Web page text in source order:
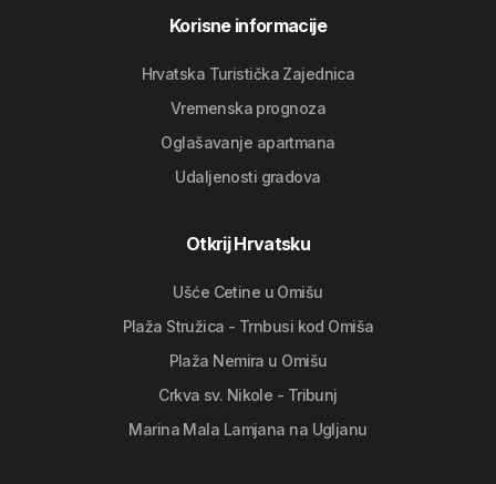
Korisne informacije
Hrvatska Turistička Zajednica
Vremenska prognoza
Oglašavanje apartmana
Udaljenosti gradova
Otkrij Hrvatsku
Ušće Cetine u Omišu
Plaža Stružica - Trnbusi kod Omiša
Plaža Nemira u Omišu
Crkva sv. Nikole - Tribunj
Marina Mala Lamjana na Ugljanu